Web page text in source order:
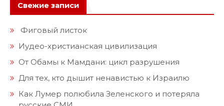
Свежие записи
Фиговый листок
Иудео-христианская цивилизация
От Обамы к Мамдани: цикл разрушения
Для тех, кто дышит ненавистью к Израилю
Как Лумер полюбила Зеленского и потеряла